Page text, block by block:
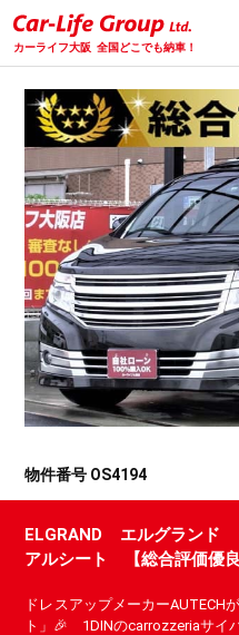
カーライフ大阪 全国どこでも納車！
物件番号 OS4194
ELGRAND エルグランド
アルシート 【総合評価優良
ドレスアップメーカーAUTECH
ト」🎉 1DINのcarrozzeriaサイ